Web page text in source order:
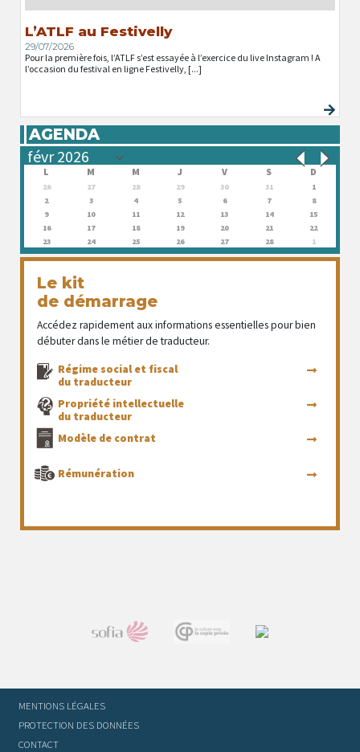
L’ATLF au Festivelly
29/07/2026
Pour la première fois, l’ATLF s’est essayée à l’exercice du live Instagram ! A
l’occasion du festival en ligne Festivelly, [...]
AGENDA
L M M J V S D
26 27 28 29 30 31
1
2
3 4 5 6 7
8
9
10 11 12 13 14
15
16
17 18 19 20 21
22
23
24 25 26 27 28 1
Le kit
de démarrage
Accédez rapidement aux informations essentielles pour bien
débuter dans le métier de traducteur.
Régime social et fiscal
du traducteur
Propriété intellectuelle
du traducteur
Modèle de contrat
Rémunération
MENTIONS LÉGALES
PROTECTION DES DONNÉES
CONTACT